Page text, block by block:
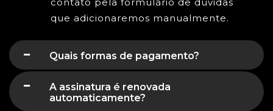
contato pela formulário de dúvidas
que adicionaremos manualmente.
Quais formas de pagamento?
A assinatura é renovada
automaticamente?